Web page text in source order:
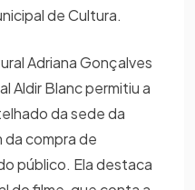
de Cultura.
Adriana Gonçalves
Aldir Blanc permitiu a
da sede da
da compra de
público. Ela destaca